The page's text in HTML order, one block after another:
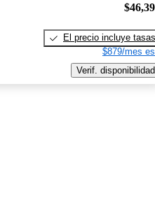
El precio incluye tasas
$879/mes
Verif. disponibilidad